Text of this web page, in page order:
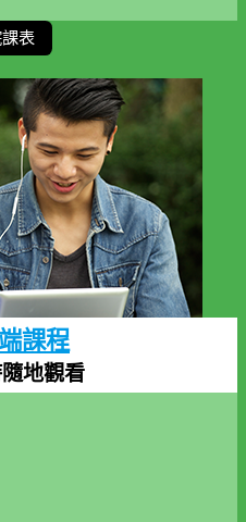
表
課程
地觀看